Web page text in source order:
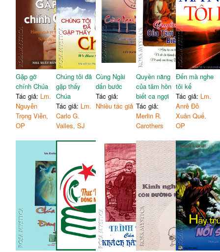
Gặp gỡ
chính Chúa
Tác giả: Lm.
Nguyễn
Trọng Viễn,
OP
Chúng tôi đã
gặp thấy
Chúa
Tác giả: Lm.
Carlo G.
Valles, SJ
Cùng Ngài
dấn bước
Tác giả:
Nhiều tác giả
Quyền năng
của tâm hồn
biết ca ngợi
Tác giả:
Merlin R.
Carothers
Đến mà nghe
tôi kể
Tác giả: Lm.
Anrê Đỗ
Xuân Quế,
OP